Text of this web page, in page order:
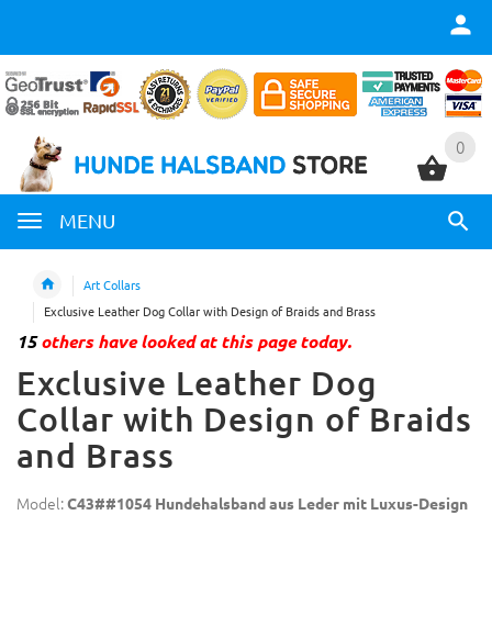
0
MENU
0
Art Collars
Exclusive Leather Dog Collar with Design of Braids and Brass
15others have looked at this page today.
Exclusive Leather Dog
Collar with Design of Braids
and Brass
Model:C43##1054 Hundehalsband aus Leder mit Luxus-Design